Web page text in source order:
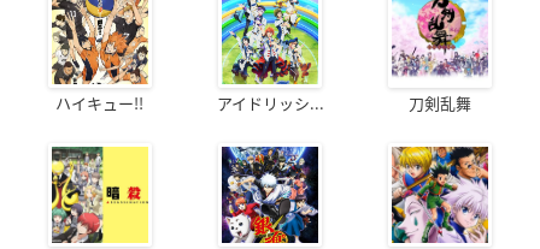
ハイキュー!! アイドリッシ... 刀剣乱舞